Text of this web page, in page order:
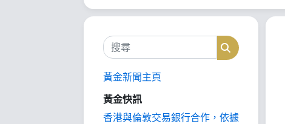
搜尋 搜尋
黃金新聞主頁
黃金快訊
香港與倫敦交易銀行合作，依據